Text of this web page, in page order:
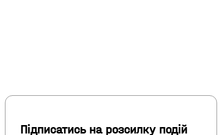
Підписатись на розсилку подій